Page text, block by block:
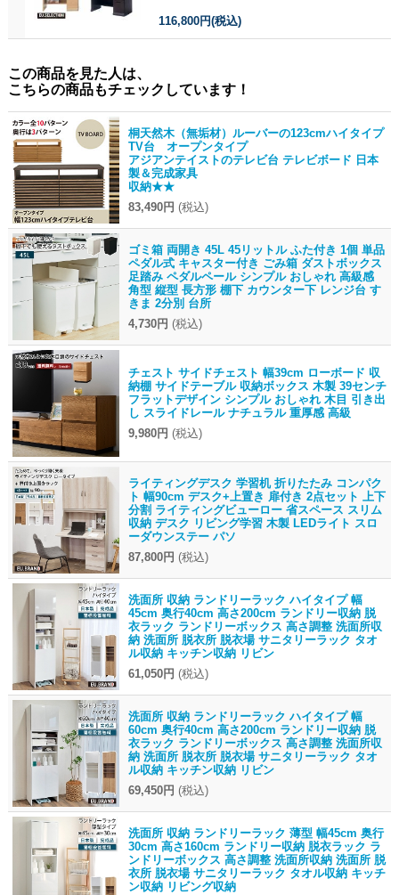
116,800円(税込)
この商品を見た人は、
こちらの商品もチェックしています！
桐天然木（無垢材）ルーバーの123cmハイタイプ
TV台 オープンタイプ
アジアンテイストのテレビ台 テレビボード 日本
製＆完成家具
収納★★
83,490円 (税込)
ゴミ箱 両開き 45L 45リットル ふた付き 1個 単品
ペダル式 キャスター付き ごみ箱 ダストボックス
足踏み ペダルペール シンプル おしゃれ 高級感
角型 縦型 長方形 棚下 カウンター下 レンジ台 す
きま 2分別 台所
4,730円 (税込)
チェスト サイドチェスト 幅39cm ローボード 収
納棚 サイドテーブル 収納ボックス 木製 39センチ
フラットデザイン シンプル おしゃれ 木目 引き出
し スライドレール ナチュラル 重厚感 高級
9,980円 (税込)
ライティングデスク 学習机 折りたたみ コンパク
ト 幅90cm デスク+上置き 扉付き 2点セット 上下
分割 ライティングビューロー 省スペース スリム
収納 デスク リビング学習 木製 LEDライト スロ
ーダウンステー パソ
87,800円 (税込)
洗面所 収納 ランドリーラック ハイタイプ 幅
45cm 奥行40cm 高さ200cm ランドリー収納 脱
衣ラック ランドリーボックス 高さ調整 洗面所収
納 洗面所 脱衣所 脱衣場 サニタリーラック タオ
ル収納 キッチン収納 リビン
61,050円 (税込)
洗面所 収納 ランドリーラック ハイタイプ 幅
60cm 奥行40cm 高さ200cm ランドリー収納 脱
衣ラック ランドリーボックス 高さ調整 洗面所収
納 洗面所 脱衣所 脱衣場 サニタリーラック タオ
ル収納 キッチン収納 リビン
69,450円 (税込)
洗面所 収納 ランドリーラック 薄型 幅45cm 奥行
30cm 高さ160cm ランドリー収納 脱衣ラック ラ
ンドリーボックス 高さ調整 洗面所収納 洗面所 脱
衣所 脱衣場 サニタリーラック タオル収納 キッチ
ン収納 リビング収納